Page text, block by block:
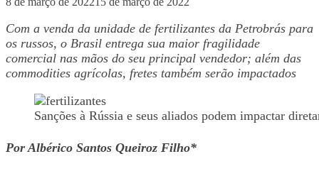
Com a venda da unidade de fertilizantes da Petrobrás para
os russos, o Brasil entrega sua maior fragilidade
comercial nas mãos do seu principal vendedor; além das
commodities agrícolas, fretes também serão impactados
Sanções à Rússia e seus aliados podem impactar
Por Albérico Santos Queiroz Filho*